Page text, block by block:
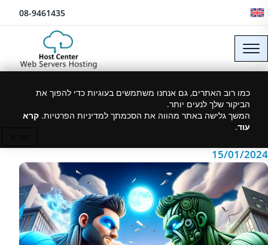
דלג לתוכן 08-9461435
כמו רוב האתרים, גם אנחנו משתמשים בעוגיות כדי להפוך את
הביקור שלך לנעים יותר.
המשך גלישה באתר מהווה את הסכמתך למדיניות הפרטיות. קרא
עוד.
מה עדיף woocommerce או
Shopify?
15/01/2024